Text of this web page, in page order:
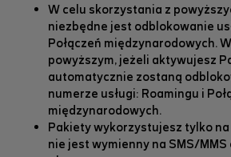
W celu skorzystania z
niezbędne jest odblokowanie
Połączeń międzynarodowych.
powyższym, jeżeli aktywujesz
automatycznie zostaną
numerze usługi: Roamingu i
międzynarodowych.
Pakiety wykorzystujesz tylko
nie jest wymienny na SMS/MMS